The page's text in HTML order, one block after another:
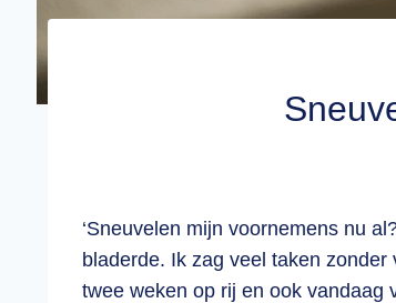
‘Sneuvelen mijn voornemens nu
bladerde. Ik zag veel taken
twee weken op rij en ook vandaag